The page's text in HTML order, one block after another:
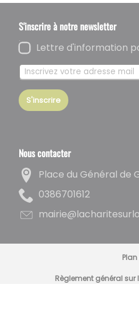
S'inscrire à notre newsletter
Lettre d'information
S'inscrire
Nous contacter
Place du Général de
2161076830
Règlement général